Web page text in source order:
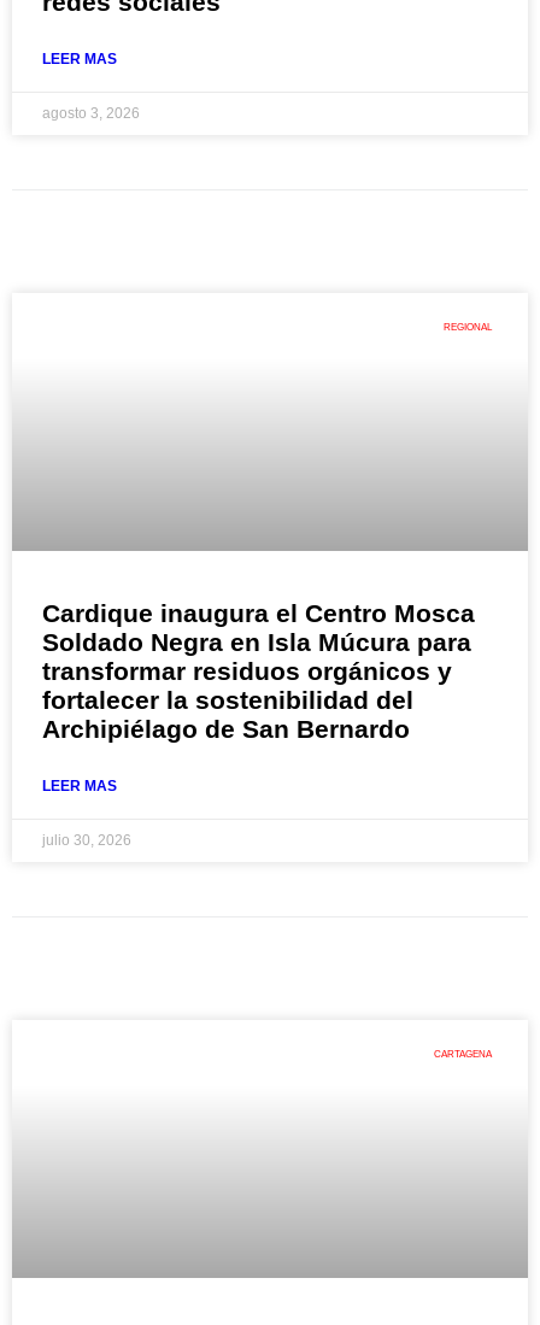
LEER MAS
agosto 3, 2026
REGIONAL
Cardique inaugura el Centro Mosca
Soldado Negra en Isla Múcura para
transformar residuos orgánicos y
fortalecer la sostenibilidad del
Archipiélago de San Bernardo
LEER MAS
julio 30, 2026
CARTAGENA